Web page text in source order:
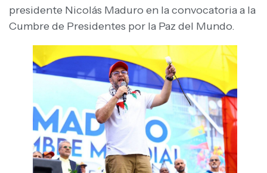
presidente Nicolás Maduro en la convocatoria a la
Cumbre de Presidentes por la Paz del Mundo.